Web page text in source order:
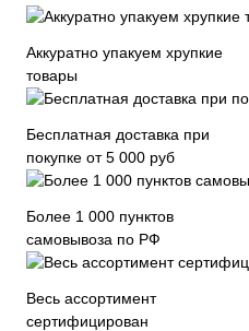
Аккуратно упакуем хрупкие
товары
Бесплатная доставка при
покупке от 5 000 руб
Более 1 000 пунктов
самовывоза по РФ
Весь ассортимент
сертифицирован